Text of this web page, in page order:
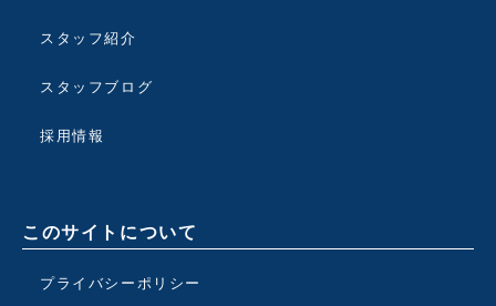
スタッフ紹介
スタッフブログ
採用情報
このサイトについて
プライバシーポリシー